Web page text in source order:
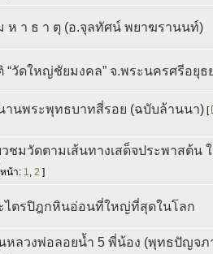
ห า ธ า ตุ (อ.จุลทัศน์ พยาฆรานนท์)
“วัดใหญ่ชัยมงคล” จ.พระนครศรีอยุธ
านพระพุทธบาทสี่รอย (ฉบับล้านนา) [
วชมวัดตามเส้นทางเสด็จประพาสต้น
น้า: 1, 2 ]
ไตรปิฎกหินอ่อนที่ใหญ่ที่สุดในโลก
หลวงพ่อลอยน้ำ 5 พี่น้อง (พุทธปัญจภ